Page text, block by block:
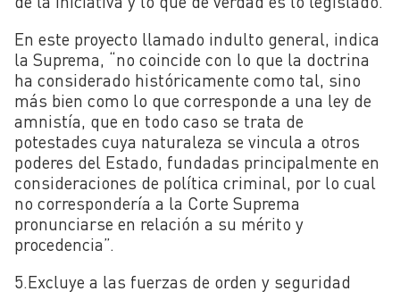
En este proyecto llamado indulto general, indica
la Suprema, “no coincide con lo que la doctrina
ha considerado históricamente como tal, sino
más bien como lo que corresponde a una ley de
amnistía, que en todo caso se trata de
potestades cuya naturaleza se vincula a otros
poderes del Estado, fundadas principalmente en
consideraciones de política criminal, por lo cual
no correspondería a la Corte Suprema
pronunciarse en relación a su mérito y
procedencia”.
5.Excluye a las fuerzas de orden y seguridad